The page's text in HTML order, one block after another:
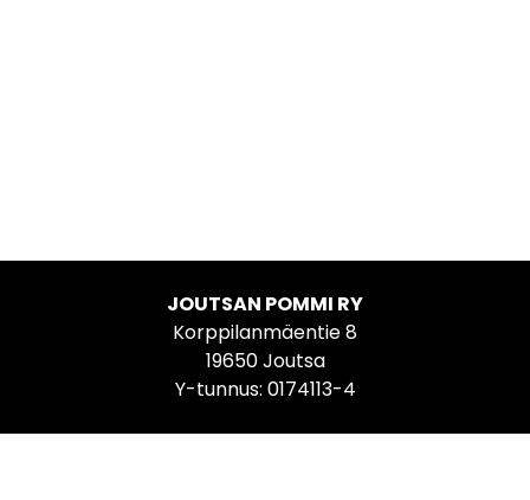
JOUTSAN POMMI RY
Korppilanmäentie 8
19650 Joutsa
Y-tunnus: 0174113-4